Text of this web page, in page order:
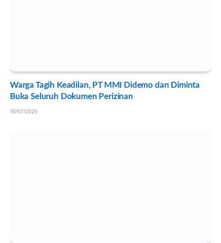
Warga Tagih Keadilan, PT MMI Didemo dan Diminta
Buka Seluruh Dokumen Perizinan
30/07/2026